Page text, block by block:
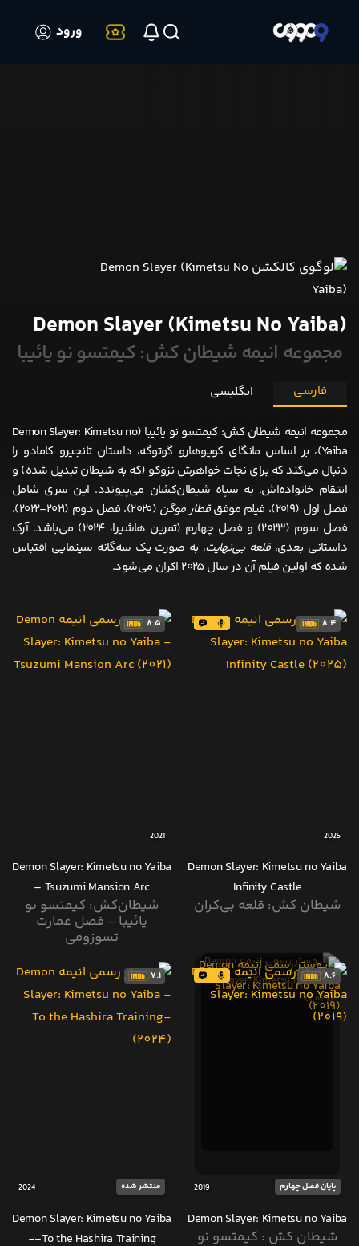
ورود
Demon Slayer (Kimetsu No Yaiba)
مجموعه انیمه شیطان کش: کیمتسو نو یائیبا
فارسی انگلیسی
مجموعه انیمه شیطان کش: کیمتسو نو یائیبا (Demon Slayer: Kimetsu no
Yaiba)، بر اساس مانگای کویوهارو گوتوگه، داستان تانجیرو کامادو را
دنبال می‌کند که برای نجات خواهرش نزوکو (که به شیطان تبدیل شده) و
انتقام خانواده‌اش، به سپاه شیطان‌کشان می‌پیوندد. این سری شامل
فصل اول (۲۰۱۹)، فیلم موفق
قطار موگن
(۲۰۲۰)، فصل دوم (۲۰۲۱-۲۰۲۲)،
فصل سوم (۲۰۲۳) و فصل چهارم (تمرین هاشیرا، ۲۰۲۴) می‌باشد. آرک
داستانی بعدی،قلعه بی‌نهایت، به صورت یک سه‌گانه سینمایی اقتباس
شده که اولین فیلم آن در سال ۲۰۲۵ اکران می‌شود.
8.4
2025
Demon Slayer: Kimetsu no Yaiba
Infinity Castle
شیطان کش: قلعه بی‌کران
8.5
2021
Demon Slayer: Kimetsu no Yaiba
– Tsuzumi Mansion Arc
​شیطان‌کش: کیمتسو نو
یائیبا - فصل عمارت
تسوزومی
8.6
پایان فصل چهارم 2019
Demon Slayer: Kimetsu no Yaiba
شیطان کش : کیمتسو نو
7.1
منتشر شده 2024
Demon Slayer: Kimetsu no Yaiba
-To the Hashira Training-